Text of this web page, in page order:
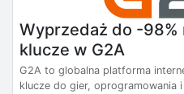
Wyprzedaż do -98%
klucze w G2A
G2A to globalna platforma
klucze do gier, oprogramowania